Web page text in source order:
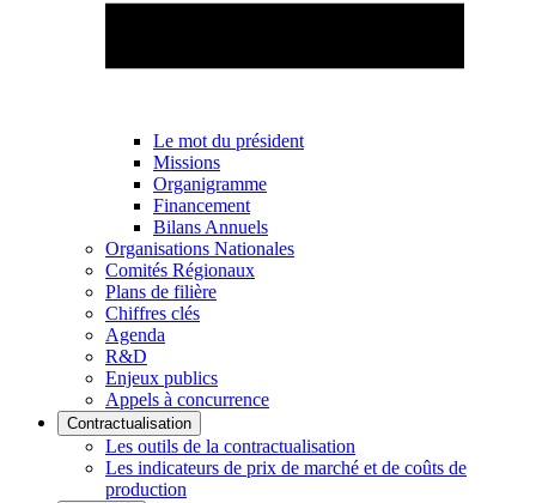
Le mot du président
Missions
Organigramme
Financement
Bilans Annuels
Organisations Nationales
Comités Régionaux
Plans de filière
Chiffres clés
Agenda
R&D
Enjeux publics
Appels à concurrence
Contractualisation
Les outils de la contractualisation
Les indicateurs de prix de marché et de coûts de
production